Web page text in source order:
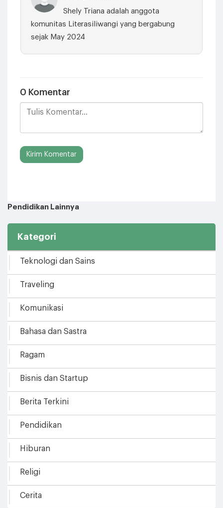
Shely Triana adalah anggota
komunitas Literasiliwangi yang bergabung
sejak May 2024
0 Komentar
Kirim Komentar
Pendidikan Lainnya
Kategori
Teknologi dan Sains
Traveling
Komunikasi
Bahasa dan Sastra
Ragam
Bisnis dan Startup
Berita Terkini
Pendidikan
Hiburan
Religi
Cerita